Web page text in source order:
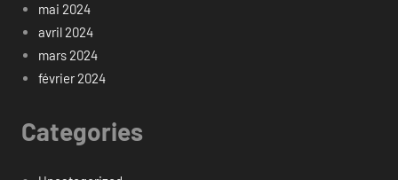
mai 2024
avril 2024
mars 2024
février 2024
Categories